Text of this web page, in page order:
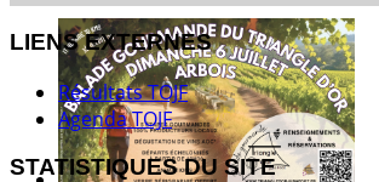
LIENS EXTERNES
Résultats TOJF
Agenda TOJF
STATISTIQUES DU SITE